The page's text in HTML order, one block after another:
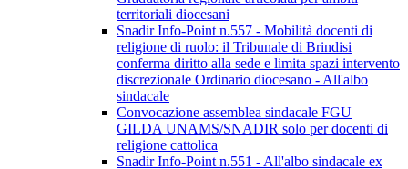
territoriali diocesani
Snadir Info-Point n.557 - Mobilità docenti di
religione di ruolo: il Tribunale di Brindisi
conferma diritto alla sede e limita spazi intervento
discrezionale Ordinario diocesano - All'albo
sindacale
Convocazione assemblea sindacale FGU
GILDA UNAMS/SNADIR solo per docenti di
religione cattolica
Snadir Info-Point n.551 - All'albo sindacale ex